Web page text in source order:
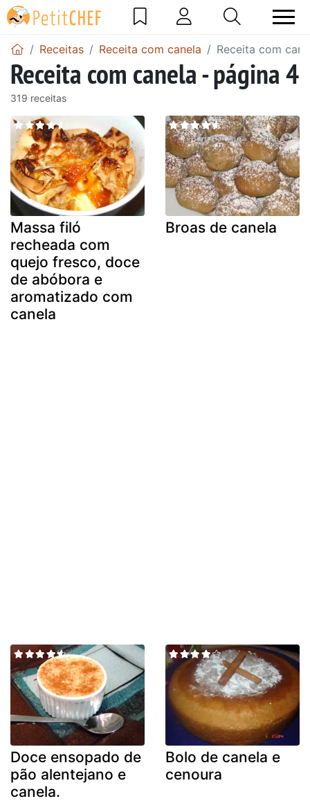
Receitas Receita com canela Receita com
Receita com canela - página 4
319 receitas
Massa filó
recheada com
quejo fresco, doce
de abóbora e
aromatizado com
canela
Broas de canela
Doce ensopado de
pão alentejano e
canela.
Bolo de canela e
cenoura